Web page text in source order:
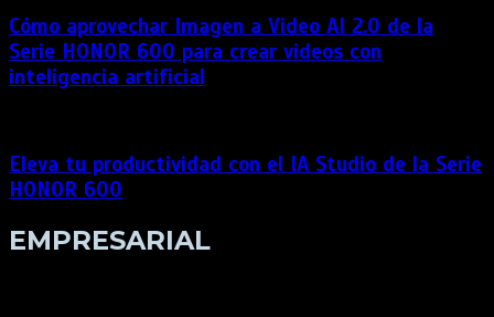
Cómo aprovechar Imagen a Video AI 2.0 de la
Serie HONOR 600 para crear videos con
inteligencia artificial
Eleva tu productividad con el IA Studio de la Serie
HONOR 600
EMPRESARIAL